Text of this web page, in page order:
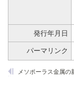
発行年月日
パーマリンク